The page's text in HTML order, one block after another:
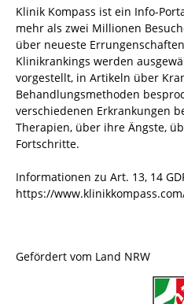
Klinik Kompass ist ein Info-
mehr als zwei Millionen
über neueste
Klinikrankings werden
vorgestellt, in Artikeln über
Behandlungsmethoden
verschiedenen Erkrankungen
Therapien, über ihre Ängste,
Fortschritte.
Informationen zu Art. 13, 14
https://
Gefördert vom Land NRW